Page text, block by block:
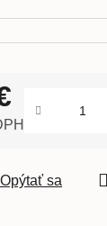
Opýtať sa